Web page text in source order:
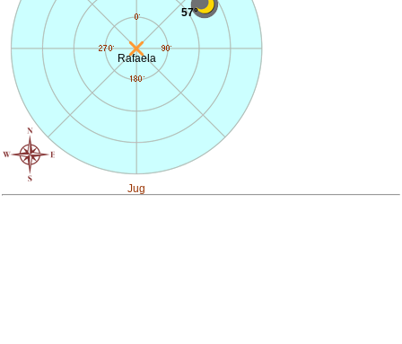
Rafaela
57°
Jug